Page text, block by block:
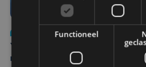
do 6 augustus | 21:30
Yaro (19), slachtoffer van
maandenlange coma overleden
Functioneel